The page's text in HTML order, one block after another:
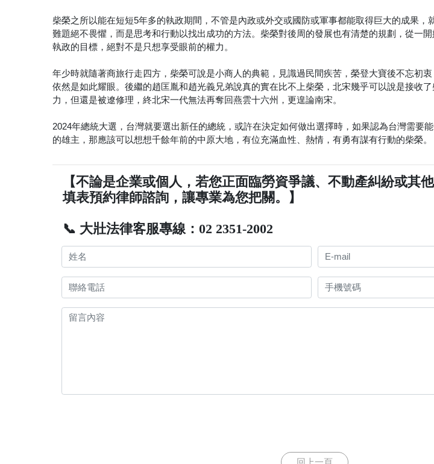
柴榮之所以能在短短5年多的執政期間，不管是內政或外交或國防或軍事都能取得巨大的成果，
難題絕不畏懼，而是思考和行動以找出成功的方法。柴榮對後周的發展也有清楚的規劃，從一
執政的目標，絕對不是只想享受眼前的權力。
年少時就隨著商旅行走四方，柴榮可說是小商人的典範，見識過民間疾苦，榮登大寶後不忘初
依然是如此耀眼。後繼的趙匡胤和趙光義兄弟說真的實在比不上柴榮，北宋幾乎可以說是接收
力，但還是被遼修理，終北宋一代無法再奪回燕雲十六州，更遑論南宋。
2024年總統大選，台灣就要選出新任的總統，或許在決定如何做出選擇時，如果認為台灣需要
的雄主，那應該可以想想千餘年前的中原大地，有位充滿血性、熱情，有勇有謀有行動的柴榮。
【不論是企業或個人，若您正面臨勞資爭議、不動產糾紛或其
填表預約律師諮詢，讓專業為您把關。】
📞 大壯法律客服專線：02 2351-2002